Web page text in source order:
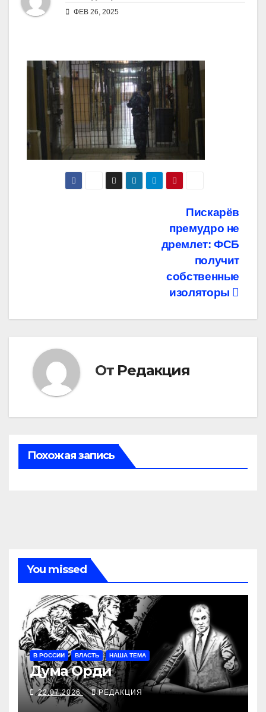
ФЕВ 26, 2025
Пискарёв
премудро не
дремлет: ФСБ
получит
собственные
изоляторы
От Редакция
Похожая запись
You missed
В РОССИИ ВЛАСТЬ НАША ТЕМА
Дума Орди
22.07.2026 РЕДАКЦИЯ